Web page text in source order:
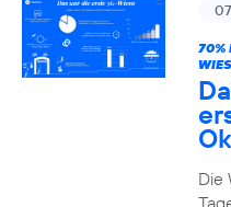
70%
Die